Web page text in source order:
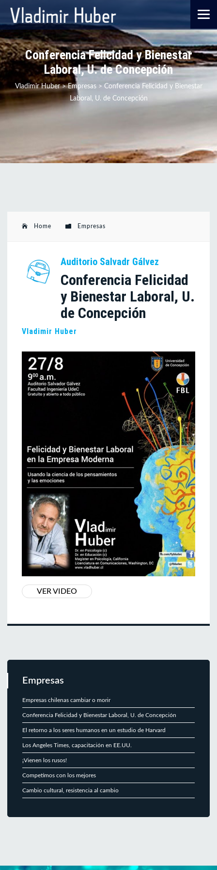
Conferencia Felicidad y Bienestar
Laboral, U. de Concepción
Vladimir Huber>Empresas> Conferencia Felicidad y Bienestar
Laboral, U. de Concepción
Home Empresas
Auditorio Salvadr Gálvez
Conferencia Felicidad
y Bienestar Laboral, U.
de Concepción
Vladimir Huber
VER VIDEO
Empresas
Empresas chilenas cambiar o morir
Conferencia Felicidad y Bienestar Laboral, U. de Concepción
El retorno a los seres humanos en un estudio de Harvard
Los Angeles Times, capacitación en EE.UU.
¡Vienen los rusos!
Competimos con los mejores
Cambio cultural, resistencia al cambio